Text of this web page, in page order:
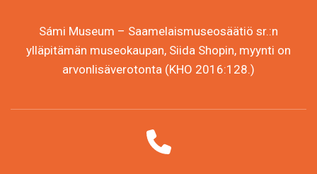
Sámi Museum – Saamelaismuseosäätiö sr.:n
ylläpitämän museokaupan, Siida Shopin, myynti on
arvonlisäverotonta (KHO 2016:128.)